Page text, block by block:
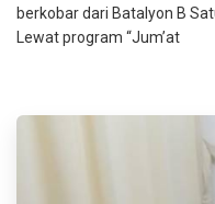
berkobar dari Batalyon B
Lewat program “Jum’at